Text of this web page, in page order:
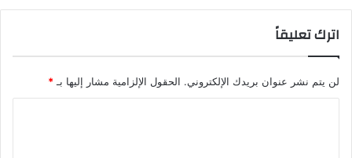
اترك تعليقاً
لن يتم نشر عنوان بريدك الإلكتروني. الحقول الإلزامية مشار إليها بـ*